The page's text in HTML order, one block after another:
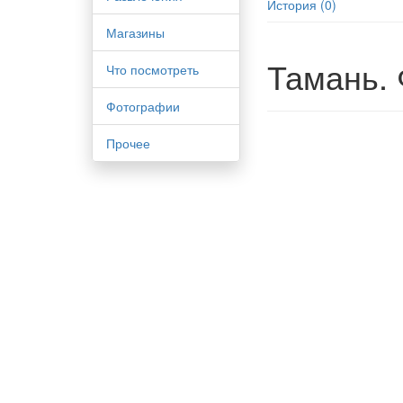
Магазины
Что посмотреть
Фотографии
Прочее
История (0)
Тамань.